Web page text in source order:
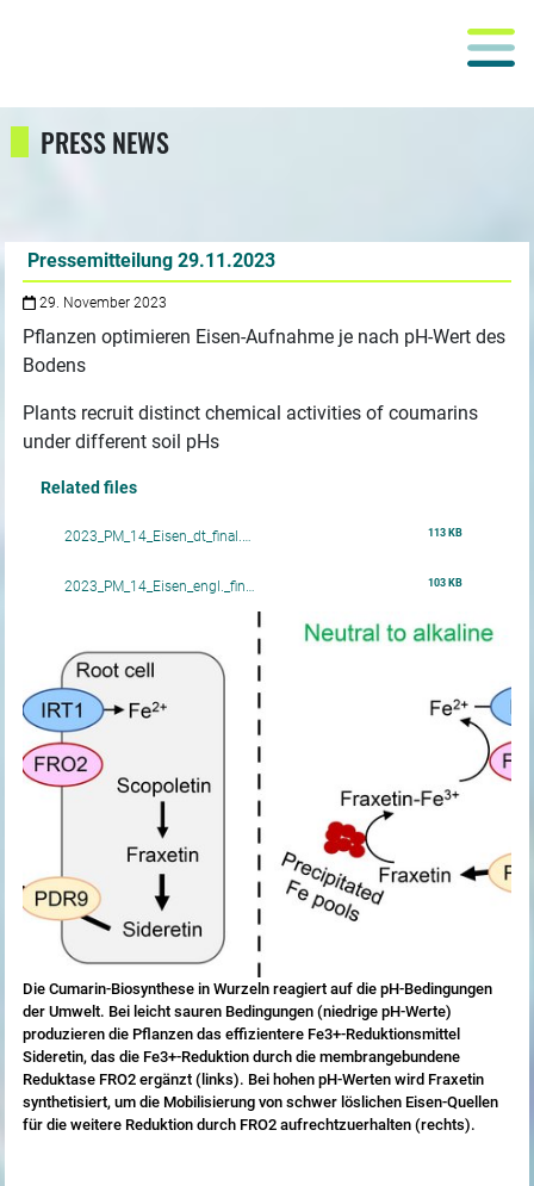
PRESS NEWS
Pressemitteilung 29.11.2023
29. November 2023
Pflanzen optimieren Eisen-Aufnahme je nach pH-Wert des
Bodens
Plants recruit distinct chemical activities of coumarins
under different soil pHs
Related files
2023_PM_14_Eisen_dt_final.… 113 KB
2023_PM_14_Eisen_engl._fin… 103 KB
Die Cumarin-Biosynthese in Wurzeln reagiert auf die pH-Bedingungen
der Umwelt. Bei leicht sauren Bedingungen (niedrige pH-Werte)
produzieren die Pflanzen das effizientere Fe3+-Reduktionsmittel
Sideretin, das die Fe3+-Reduktion durch die membrangebundene
Reduktase FRO2 ergänzt (links). Bei hohen pH-Werten wird Fraxetin
synthetisiert, um die Mobilisierung von schwer löslichen Eisen-Quellen
für die weitere Reduktion durch FRO2 aufrechtzuerhalten (rechts).